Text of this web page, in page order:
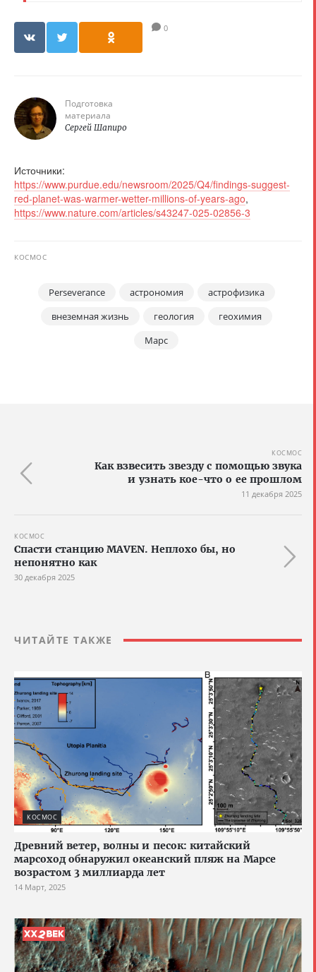
0
Подготовка
материала
Сергей Шапиро
Источники:
https://www.purdue.edu/newsroom/2025/Q4/findings-suggest-
red-planet-was-warmer-wetter-millions-of-years-ago,
https://www.nature.com/articles/s43247-025-02856-3
КОСМОС
Perseverance астрономия
астрофизика
внеземная жизнь
геология
геохимия
Марс
КОСМОС
Как взвесить звезду с помощью звука
и узнать кое-что о ее прошлом
11 декабря 2025
КОСМОС
Спасти станцию MAVEN. Неплохо бы, но
непонятно как
30 декабря 2025
ЧИТАЙТЕ ТАКЖЕ
КОСМОС
Древний ветер, волны и песок: китайский
марсоход обнаружил океанский пляж на Марсе
возрастом 3 миллиарда лет
14 Март, 2025